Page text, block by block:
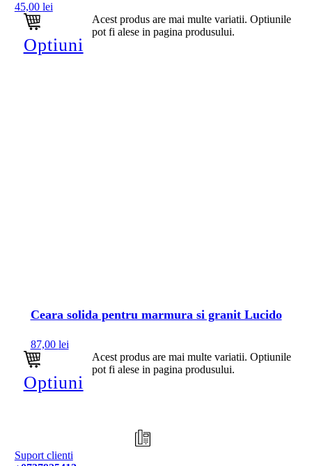
45,00 lei
Optiuni
Acest produs are mai multe variatii. Optiunile
pot fi alese in pagina produsului.
Ceara solida pentru marmura si granit Lucido
87,00 lei
Optiuni
Acest produs are mai multe variatii. Optiunile
pot fi alese in pagina produsului.
Suport clienti